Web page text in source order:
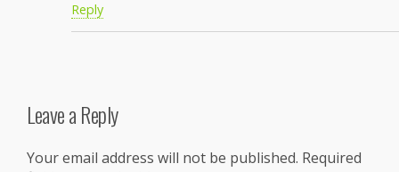
Reply
Leave a Reply
Your email address will not be published. Required